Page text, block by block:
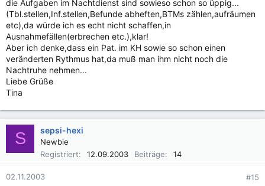
die Aufgaben im Nachtdienst sind sowieso schon so üppig...
(Tbl.stellen,Inf.stellen,Befunde abheften,BTMs zählen,aufräumen
etc),da würde ich es echt nicht schaffen,in
Ausnahmefällen(erbrechen etc.),klar!
Aber ich denke,dass ein Pat. im KH sowie so schon einen
veränderten Rythmus hat,da muß man ihm nicht noch die
Nachtruhe nehmen...
Liebe Grüße
Tina
S sepsi-hexi
Newbie
Registriert
12.09.2003 Beiträge 14
02.11.2003 #15